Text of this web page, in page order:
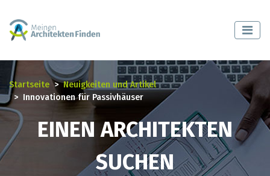
Startseite
Neuigkeiten und Artikel
Innovationen für Passivhäuser
EINEN ARCHITEKTEN
SUCHEN